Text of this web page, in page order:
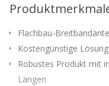
Flachbau-
Kostengünstige Lösung
Robustes Produkt mit
Längen